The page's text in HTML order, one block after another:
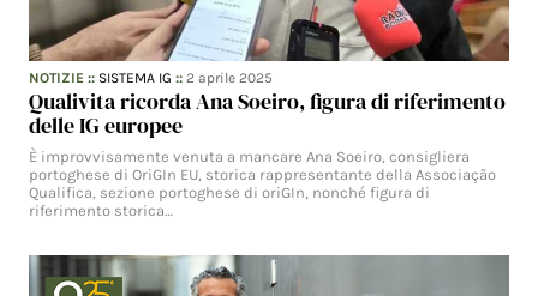
NOTIZIE :: SISTEMA IG ::2 aprile 2025
Qualivita ricorda Ana Soeiro, figura di riferimento
delle IG europee
È improvvisamente venuta a mancare Ana Soeiro, consigliera
portoghese di OriGIn EU, storica rappresentante della Associação
Qualifica, sezione portoghese di oriGIn, nonché figura di
riferimento storica…